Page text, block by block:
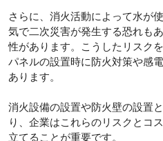
さらに、消火活動によって水が
気で二次災害が発生する恐れも
性があります。こうしたリスク
パネルの設置時に防火対策や感
あります。
消火設備の設置や防火壁の設置
り、企業はこれらのリスクとコ
立てることが重要です。